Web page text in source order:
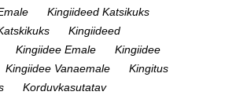
Kingiideed Katsikuks
Kingiideed
Kingiidee Emale
Kingiidee
Kingiidee Vanaemale
Kingitus
Korduvkasutatav